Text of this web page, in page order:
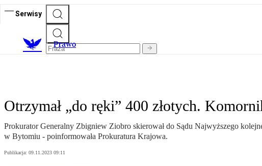
Serwisy
Prawo
Otrzymał „do ręki” 400 złotych.
Prokurator Generalny Zbigniew Ziobro skierował do Sądu Najwyższego
w Bytomiu - poinformowała Prokuratura Krajowa.
Publikacja: 09.11.2023 09:11